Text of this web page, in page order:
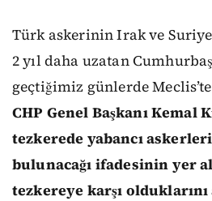
Türk askerinin Irak ve
2 yıl daha uzatan
geçtiğimiz günlerde
CHP Genel Başkanı Kemal
tezkerede yabancı
bulunacağı ifadesinin yer
tezkereye karşı olduklarını